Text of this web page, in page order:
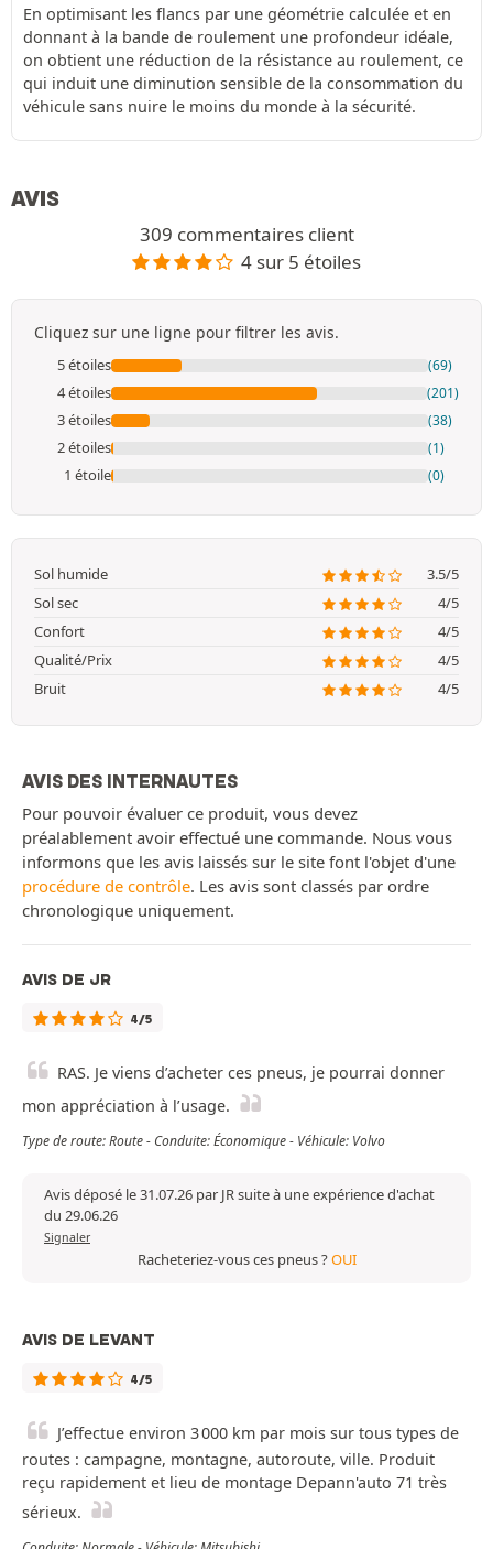
En optimisant les flancs par une géométrie calculée et en
donnant à la bande de roulement une profondeur idéale,
on obtient une réduction de la résistance au roulement, ce
qui induit une diminution sensible de la consommation du
véhicule sans nuire le moins du monde à la sécurité.
AVIS
309 commentaires client
4 sur 5 étoiles
Cliquez sur une ligne pour filtrer les avis.
5 étoiles (69)
4 étoiles (201)
3 étoiles (38)
2 étoiles (1)
1 étoile (0)
Sol humide
3.5/5
Sol sec
4/5
Confort
4/5
Qualité/Prix
4/5
Bruit
4/5
AVIS DES INTERNAUTES
Pour pouvoir évaluer ce produit, vous devez
préalablement avoir effectué une commande. Nous vous
informons que les avis laissés sur le site font l'objet d'une
procédure de contrôle. Les avis sont classés par ordre
chronologique uniquement.
AVIS DE JR
4/5
RAS. Je viens d’acheter ces pneus, je pourrai donner
mon appréciation à l’usage.
Type de route: Route - Conduite: Économique - Véhicule: Volvo
Avis déposé le 31.07.26 par JR suite à une expérience d'achat
du 29.06.26
Signaler
Racheteriez-vous ces pneus ?OUI
AVIS DE LEVANT
4/5
J’effectue environ 3 000 km par mois sur tous types de
routes : campagne, montagne, autoroute, ville. Produit
reçu rapidement et lieu de montage Depann'auto 71 très
sérieux.